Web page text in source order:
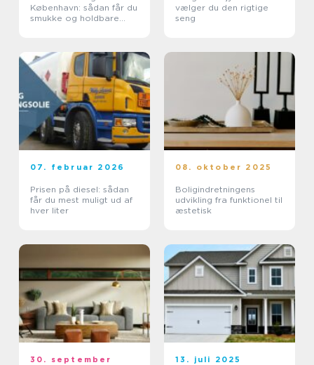
København: sådan får du
smukke og holdbare
vælger du den rigtige
seng
07. februar 2026
Prisen på diesel: sådan
får du mest muligt ud af
hver liter
08. oktober 2025
Boligindretningens
udvikling fra funktionel til
æstetisk
30. september
13. juli 2025